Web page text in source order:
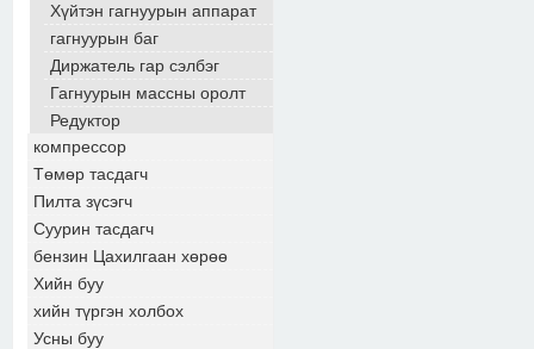
Хүйтэн гагнуурын аппарат
гагнуурын баг
Диржатель гар сэлбэг
Гагнуурын массны оролт
Редуктор
компрессор
Төмөр тасдагч
Пилта зүсэгч
Суурин тасдагч
бензин Цахилгаан хөрөө
Хийн буу
хийн түргэн холбох
Усны буу